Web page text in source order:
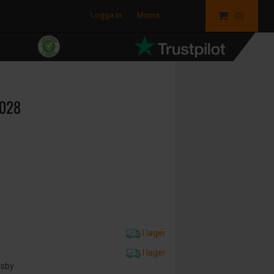
Logga in Moms (0)
I lager
I lager